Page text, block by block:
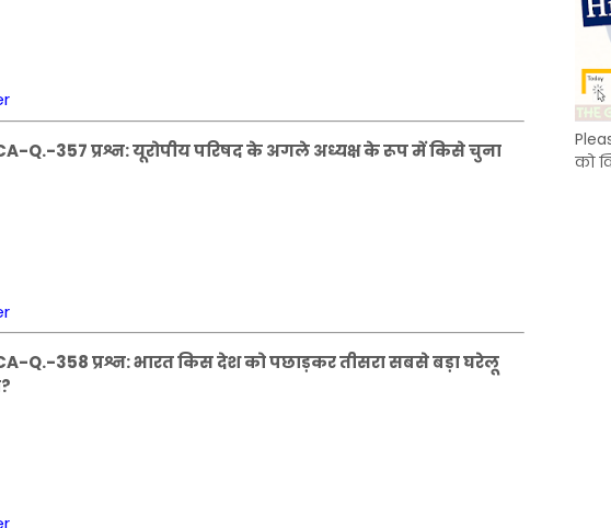
Q.-357 प्रश्न: यूरोपीय परिषद के अगले अध्यक्ष के रूप में किसे चुना
Q.-358 प्रश्न: भारत किस देश को पछाड़कर तीसरा सबसे बड़ा घरेलू
को